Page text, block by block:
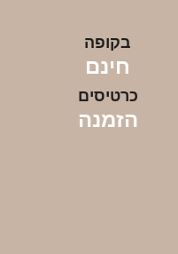
בקופה
חינם
כרטיסים
הזמנה